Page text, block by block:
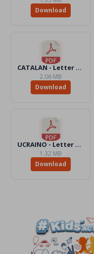
Download
CATALAN - Letter KidsAction4Peace.pdf
2.06 MB
Download
UCRAINO - Letter KidsAction4Peace.pdf
1.32 MB
Download